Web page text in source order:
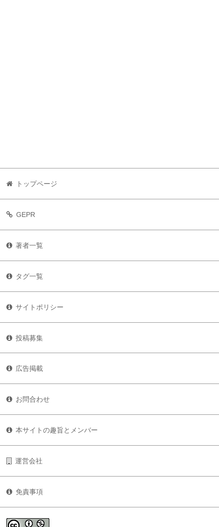
トップページ
GEPR
著者一覧
タグ一覧
サイトポリシー
投稿募集
広告掲載
お問合わせ
本サイトの趣旨とメンバー
運営会社
免責事項